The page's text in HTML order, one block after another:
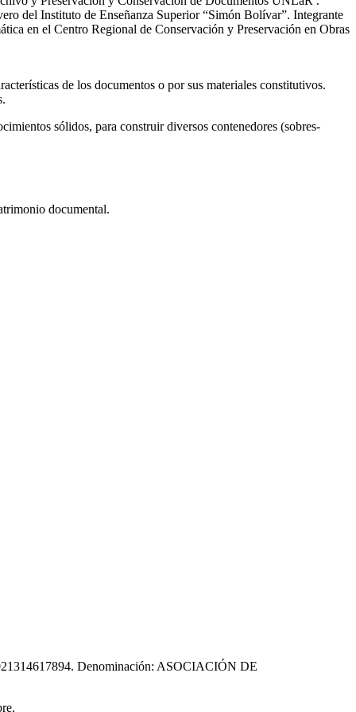
del Instituto de Enseñanza Superior “Simón Bolívar”. Integrante
en el Centro Regional de Conservación y Preservación en Obras
de los documentos o por sus materiales constitutivos.
sólidos, para construir diversos contenedores (sobres-
documental.
Denominación: ASOCIACIÓN DE